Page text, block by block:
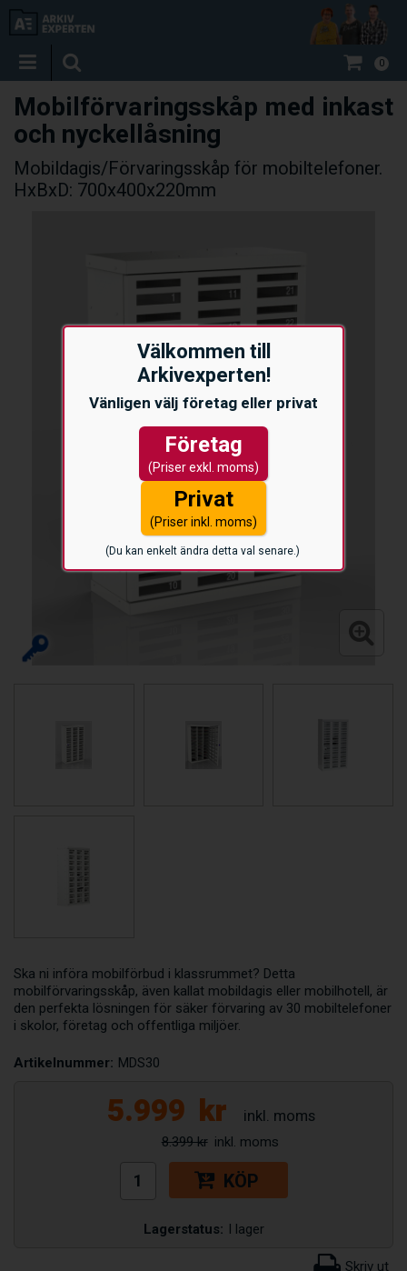
Välkommen till
Arkivexperten!
Vänligen välj företag eller privat
Företag
(Priser exkl. moms)
Privat
(Priser inkl. moms)
(Du kan enkelt ändra detta val senare.)
0
Mobilförvaringsskåp med inkast
och nyckellåsning
Mobildagis/Förvaringsskåp för mobiltelefoner.
HxBxD: 700x400x220mm
Ska ni införa mobilförbud i klassrummet? Detta
mobilförvaringsskåp, även kallat mobildagis eller mobilhotell, är
den perfekta lösningen för säker förvaring av 30 mobiltelefoner
i skolor, företag och offentliga miljöer.
Artikelnummer: MDS30
5.999 kr
8.399 kr
KÖP
Lagerstatus: I lager